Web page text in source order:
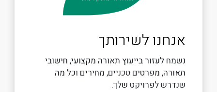
אנחנו לשירותך
נשמח לעזור בייעוץ תאורה מקצועי, חישובי
תאורה, מפרטים טכניים, מחירים וכל מה
שנדרש לפרויקט שלך.